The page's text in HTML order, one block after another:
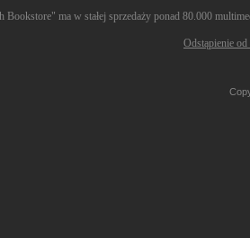
Bookstore" ma w stałej sprzedaży ponad 80.000
Odstąpienie